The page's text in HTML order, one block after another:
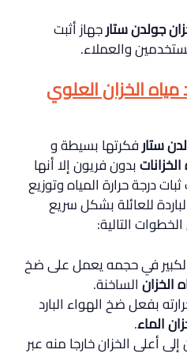
جولدن ستارجهاز أثبت
والعملاء.
مياه الخزان العلوي
ستارفكرتها بسيطة و
بدون فريون إلا أنها
درجة حرارة المياه وتوزيع
للعائلة بشكل سريع
التالية:
في حجمه يعمل على ضخ
الخزانالساخنة.
بفعل ضخ الهواء البارد
الماء.
أعلى الخزان خارجا منه عبر